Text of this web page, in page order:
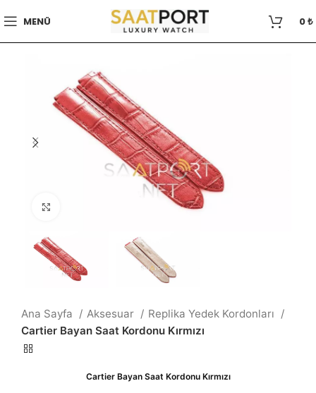
MENÜ 0₺
Ana Sayfa Aksesuar
Replika Yedek Kordonları
Cartier Bayan Saat Kordonu Kırmızı
Cartier Bayan Saat Kordonu Kırmızı